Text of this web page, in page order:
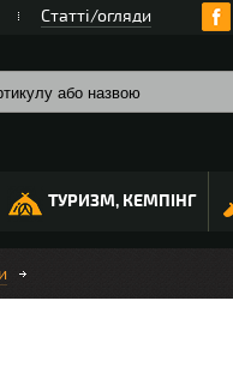
Статті/огляди
ТУРИЗМ, КЕМПІНГ